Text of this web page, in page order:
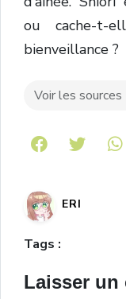
ou cache-t-
bienveillance ?
Voir les sources
ERI
Tags :
Laisser un